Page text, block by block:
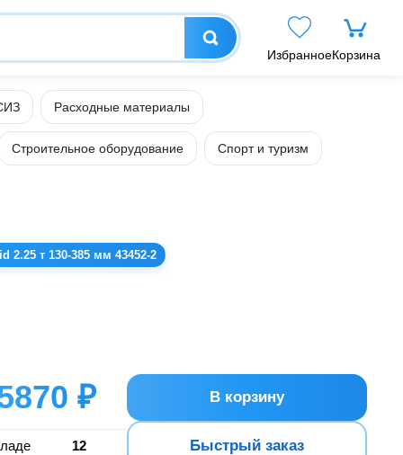
ИзбранноеКорзина
Расходные материалы
Строительное оборудование Спорт и туризм
2.25 т 130-385 мм 43452-2
₽
12
В корзину
Быстрый заказ